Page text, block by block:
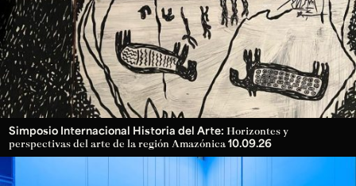
Simposio Internacional Historia del Arte: Horizontes y
perspectivas del arte de la región Amazónica 10.09.26